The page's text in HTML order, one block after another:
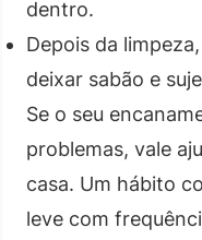
dentro.
Depois da
deixar sabão e
Se o seu
problemas, vale
casa. Um hábito
leve com